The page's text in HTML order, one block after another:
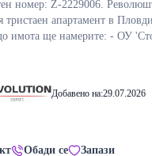
Революшън Естейт
тристаен апартамент в
имота ще намерите: - ОУ
за горепосочения
формата на запитване или
нас на посочения телефон.
Добавено на:29.07.2026
Обади се Запази